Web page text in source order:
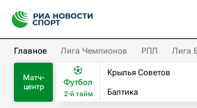
Главное Лига Чемпионов РПЛ Лига
Матч-
центр
Футбол
2-й тайм
Крылья Советов
Балтика